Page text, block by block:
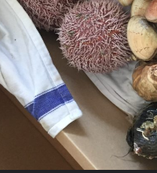
Mat & jordbruk
Skog
Social hållbarhet
Transport
252 ARTIKLAR
Landsbygd
939 ARTIKLAR
Livsstil &
612 ARTIKLAR